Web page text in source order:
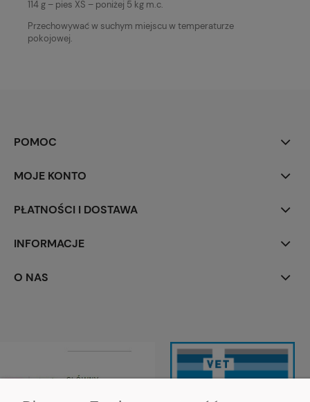
114 g – pies XS – poniżej 5 kg m.c.
Przechowywać w suchym miejscu w temperaturze
pokojowej.
POMOC
MOJE KONTO
PŁATNOŚCI I DOSTAWA
INFORMACJE
O NAS